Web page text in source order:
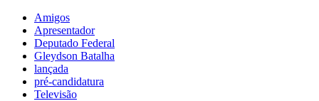
Amigos
Apresentador
Deputado Federal
Gleydson Batalha
lançada
pré-candidatura
Televisão